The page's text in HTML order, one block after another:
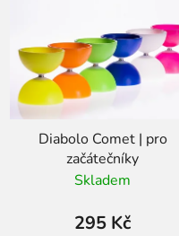
Diabolo Comet | pro
začátečníky
Skladem
295 Kč